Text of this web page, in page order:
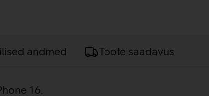
andmed Toote saadavus
16.